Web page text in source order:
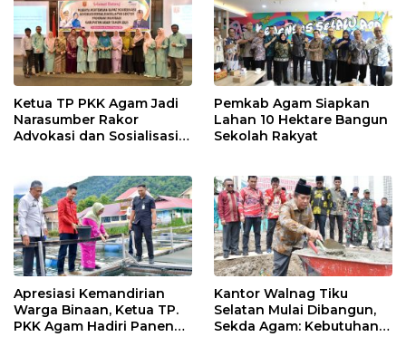
Ketua TP PKK Agam Jadi
Narasumber Rakor
Advokasi dan Sosialisasi
Pemkab Agam Siapkan
Lahan 10 Hektare Bangun
Sekolah Rakyat
Apresiasi Kemandirian
Warga Binaan, Ketua TP.
PKK Agam Hadiri Panen
Kantor Walnag Tiku
Selatan Mulai Dibangun,
Sekda Agam: Kebutuhan